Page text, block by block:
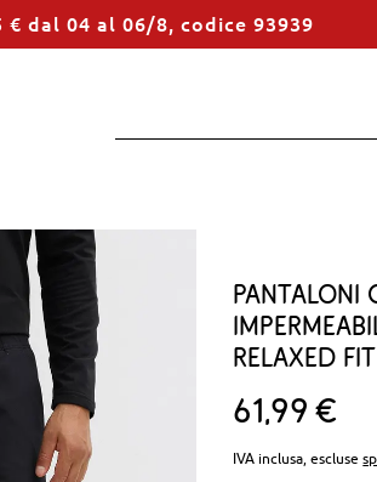
€ dal 04 al 06/8, codice 93939
Pantaloni
relaxed fit
61 99 €
IVA inclusa, escluse